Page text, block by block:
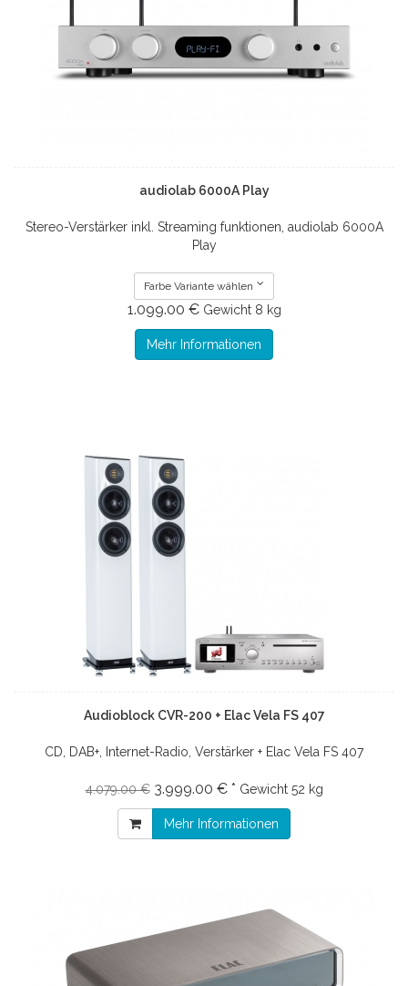
audiolab 6000A Play
Stereo-Verstärker inkl. Streaming funktionen, audiolab 6000A
Play
Farbe Variante wählen
1.099.00 € Gewicht 8 kg
Mehr Informationen
Audioblock CVR-200 + Elac Vela FS 407
CD, DAB+, Internet-Radio, Verstärker + Elac Vela FS 407
4.079.00 € 3.999.00 € * Gewicht 52 kg
Mehr Informationen